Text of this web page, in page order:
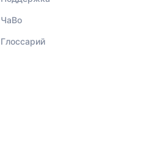
ЧаВо
Глоссарий